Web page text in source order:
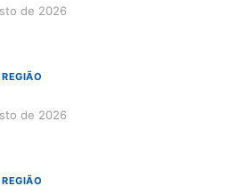
de 2026
de 2026